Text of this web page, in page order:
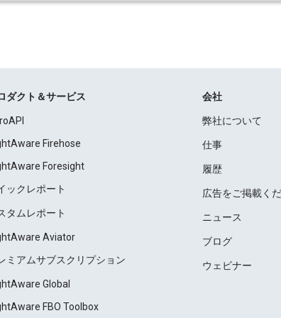
ダクト＆サービス
Firehose
Foresight
ックレポート
タムレポート
Aviator
ミアムサブスクリプション
Global
FBO Toolbox
会社
弊社について
仕事
履歴
広告をご掲載く
ニュース
ブログ
ウェビナー